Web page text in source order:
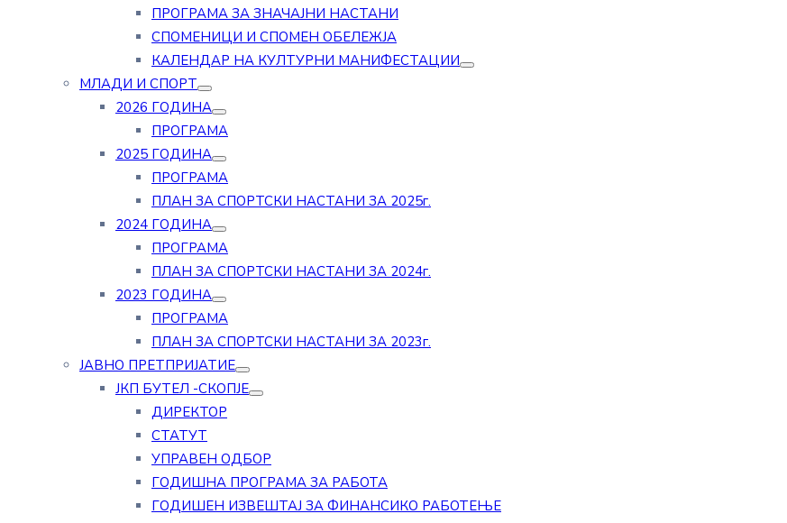
ПРОГРАМА ЗА ЗНАЧАЈНИ НАСТАНИ
СПОМЕНИЦИ И СПОМЕН ОБЕЛЕЖЈА
КАЛЕНДАР НА КУЛТУРНИ МАНИФЕСТАЦИИ
МЛАДИ И СПОРТ
2026 ГОДИНА
ПРОГРАМА
2025 ГОДИНА
ПРОГРАМА
ПЛАН ЗА СПОРТСКИ НАСТАНИ ЗА 2025г.
2024 ГОДИНА
ПРОГРАМА
ПЛАН ЗА СПОРТСКИ НАСТАНИ ЗА 2024г.
2023 ГОДИНА
ПРОГРАМА
ПЛАН ЗА СПОРТСКИ НАСТАНИ ЗА 2023г.
ЈАВНО ПРЕТПРИЈАТИЕ
ЈКП БУТЕЛ -СКОПЈЕ
ДИРЕКТОР
СТАТУТ
УПРАВЕН ОДБОР
ГОДИШНА ПРОГРАМА ЗА РАБОТА
ГОДИШЕН ИЗВЕШТАЈ ЗА ФИНАНСИКО РАБОТЕЊЕ